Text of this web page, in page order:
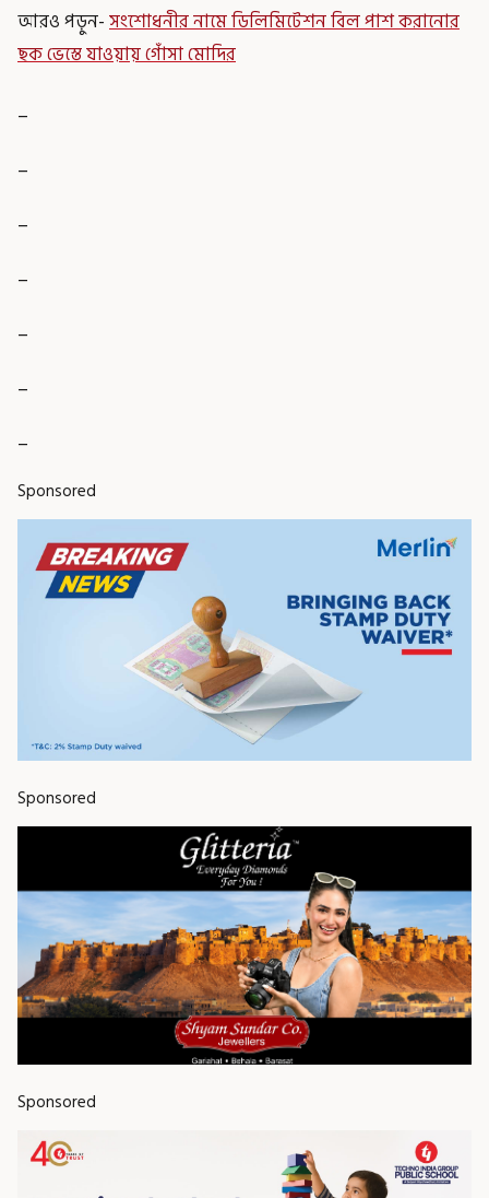
আরও পড়ুন-সংশোধনীর নামে ডিলিমিটেশন বিল পাশ করানোর
ছক ভেস্তে যাওয়ায় গোঁসা মোদির
_
_
_
_
_
_
_
Sponsored
Sponsored
Sponsored